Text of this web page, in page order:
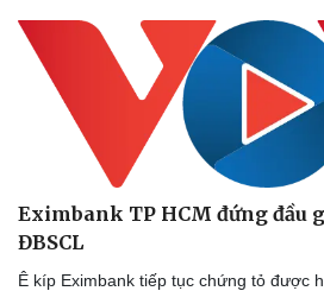
Eximbank TP HCM đứng đầu
ĐBSCL
Ê kíp Eximbank tiếp tục chứng tỏ được